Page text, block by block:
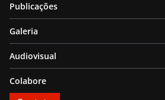
Publicações
Galeria
Audiovisual
Colabore